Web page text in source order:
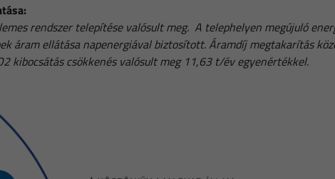
rendszer telepítése valósult meg. A telephelyen megújuló
áram ellátása napenergiával biztosított. Áramdíj megtakarítás
kibocsátás csökkenés valósult meg 11,63 t/év egyenértékkel.